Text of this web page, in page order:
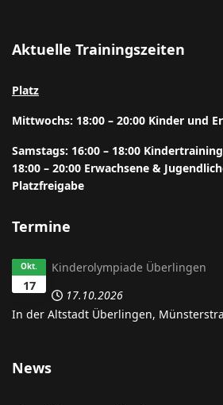
Aktuelle Trainingszeiten
Platz
Mittwochs: 18:00 – 20:00 Kinder und
Samstags: 16:00 – 18:00
18:00 – 20:00 Erwachsene &
Platzfreigabe
Termine
17
Okt.
Kinderolympiade Überlingen
17.10.2026
In der Altstadt Überlingen,
News